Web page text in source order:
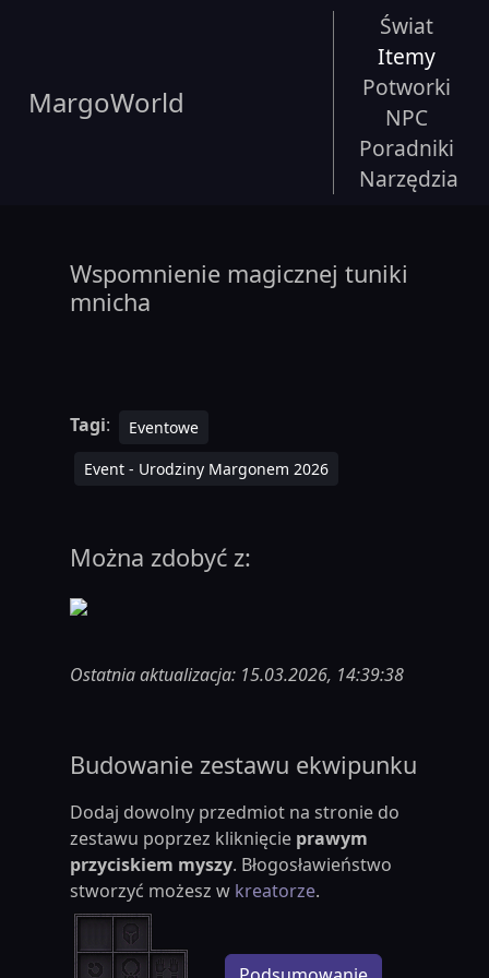
MargoWorld
Świat
Itemy
Potworki
NPC
Poradniki
Narzędzia
Wspomnienie magicznej tuniki
mnicha
Tagi:
Eventowe
Event - Urodziny Margonem 2026
Można zdobyć z:
Ostatnia aktualizacja: 15.03.2026, 14:39:38
Budowanie zestawu ekwipunku
Dodaj dowolny przedmiot na stronie do
zestawu poprzez kliknięcie prawym
przyciskiem myszy. Błogosławieństwo
stworzyć możesz w kreatorze.